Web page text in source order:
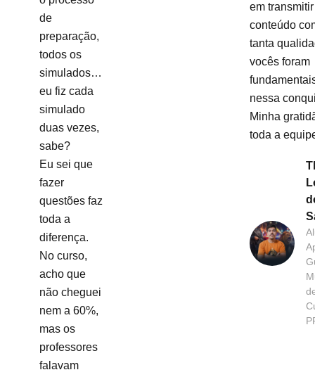
de
preparação,
todos os
simulados…
eu fiz cada
simulado
duas vezes,
sabe?
Eu sei que
fazer
questões faz
toda a
diferença.
No curso,
acho que
não cheguei
nem a 60%,
mas os
professores
falavam
em
conteúdo
tanta
vocês foram
nessa
Minha
toda a